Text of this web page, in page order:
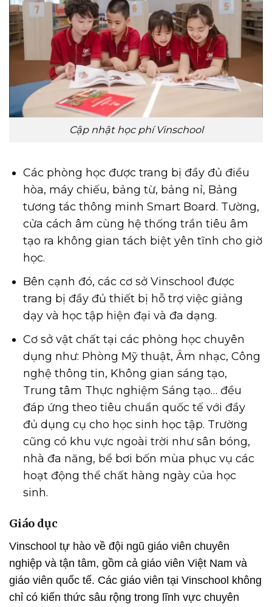
Cập nhật học phí Vinschool
Các phòng học được trang bị đầy đủ điều
hòa, máy chiếu, bảng từ, bảng nỉ, Bảng
tương tác thông minh Smart Board. Tường,
cửa cách âm cùng hệ thống trần tiêu âm
tạo ra không gian tách biệt yên tĩnh cho giờ
học.
Bên cạnh đó, các cơ sở Vinschool được
trang bị đầy đủ thiết bị hỗ trợ việc giảng
dạy và học tập hiện đại và đa dạng.
Cơ sở vật chất tại các phòng học chuyên
dụng như: Phòng Mỹ thuật, Âm nhạc, Công
nghệ thông tin, Không gian sáng tạo,
Trung tâm Thực nghiệm Sáng tạo… đều
đáp ứng theo tiêu chuẩn quốc tế với đầy
đủ dụng cụ cho học sinh học tập. Trường
cũng có khu vực ngoài trời như sân bóng,
nhà đa năng, bể bơi bốn mùa phục vụ các
hoạt động thể chất hàng ngày của học
sinh.
Giáo dục
Vinschool tự hào về đội ngũ giáo viên chuyên
nghiệp và tận tâm, gồm cả giáo viên Việt Nam và
giáo viên quốc tế. Các giáo viên tại Vinschool không
chỉ có kiến thức sâu rộng trong lĩnh vực chuyên